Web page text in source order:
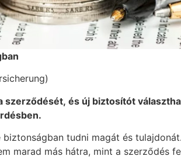
szerződését, és új biztosítót
rdésben.
tudni magát és
marad más hátra, mint a szerződés